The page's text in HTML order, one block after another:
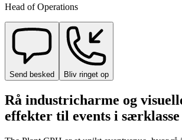
Head of Operations
Send besked Bliv ringet op
Rå industricharme og
effekter til events i særklasse